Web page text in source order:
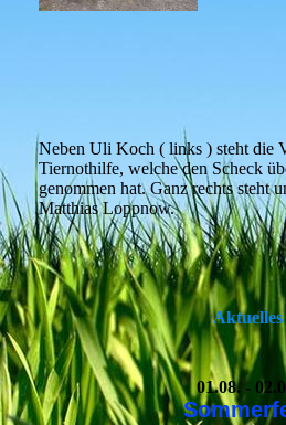
Neben Uli Koch ( links ) steht die
Tiernothilfe, welche den Scheck
genommen hat. Ganz rechts steht
Matthias Loppnow.
Aktuelles
01.08. -